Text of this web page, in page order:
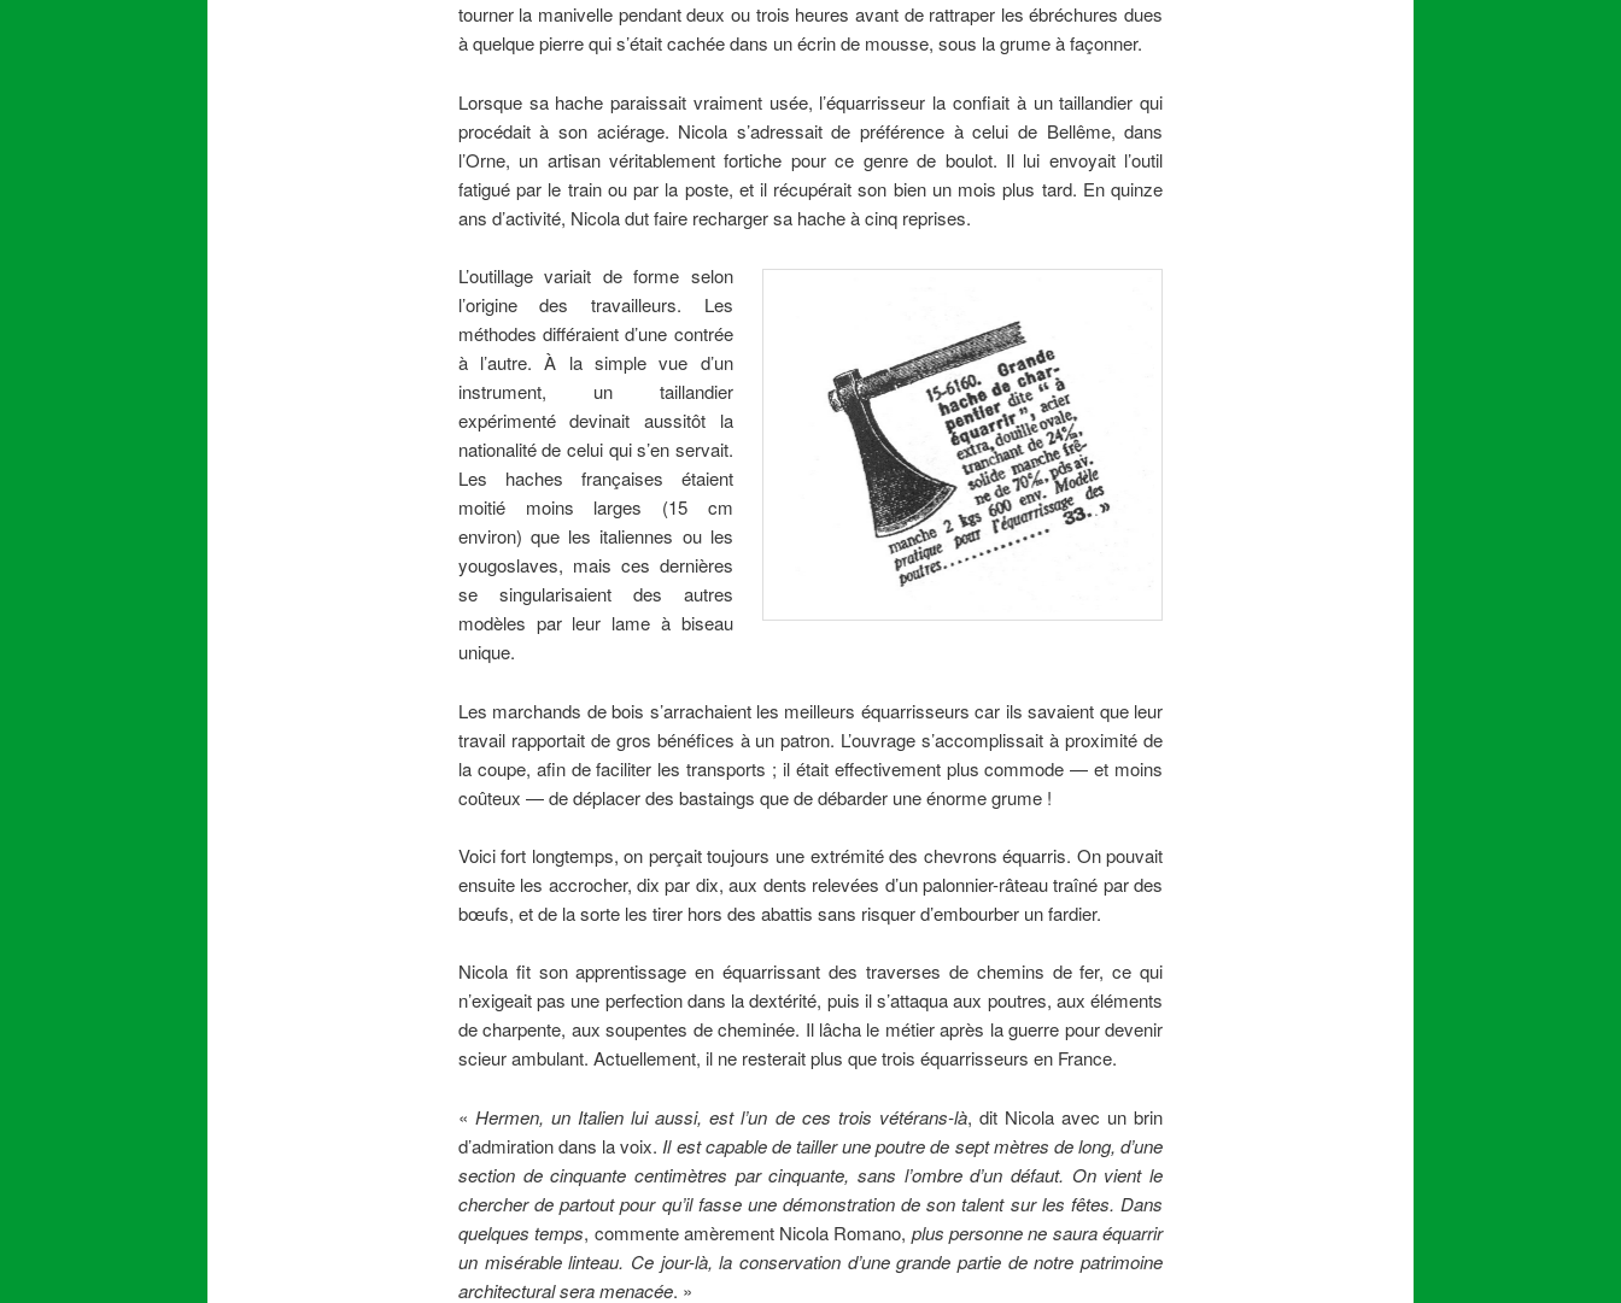
tourner la manivelle pendant deux ou trois heures avant de rattraper les ébréchures dues
à quelque pierre qui s’était cachée dans un écrin de mousse, sous la grume à façonner.
Lorsque sa hache paraissait vraiment usée, l’équarrisseur la confiait à un taillandier qui
procédait à son aciérage. Nicola s’adressait de préférence à celui de Bellême, dans
l’Orne, un artisan véritablement fortiche pour ce genre de boulot. Il lui envoyait l’outil
fatigué par le train ou par la poste, et il récupérait son bien un mois plus tard. En quinze
ans d’activité, Nicola dut faire recharger sa hache à cinq reprises.
L’outillage variait de forme selon
l’origine des travailleurs. Les
méthodes différaient d’une contrée
à l’autre. À la simple vue d’un
instrument, un taillandier
expérimenté devinait aussitôt la
nationalité de celui qui s’en servait.
Les haches françaises étaient
moitié moins larges (15 cm
environ) que les italiennes ou les
yougoslaves, mais ces dernières
se singularisaient des autres
modèles par leur lame à biseau
unique.
Les marchands de bois s’arrachaient les meilleurs équarrisseurs car ils savaient que leur
travail rapportait de gros bénéfices à un patron. L’ouvrage s’accomplissait à proximité de
la coupe, afin de faciliter les transports ; il était effectivement plus commode — et moins
coûteux — de déplacer des bastaings que de débarder une énorme grume !
Voici fort longtemps, on perçait toujours une extrémité des chevrons équarris. On pouvait
ensuite les accrocher, dix par dix, aux dents relevées d’un palonnier-râteau traîné par des
bœufs, et de la sorte les tirer hors des abattis sans risquer d’embourber un fardier.
Nicola fit son apprentissage en équarrissant des traverses de chemins de fer, ce qui
n’exigeait pas une perfection dans la dextérité, puis il s’attaqua aux poutres, aux éléments
de charpente, aux soupentes de cheminée. Il lâcha le métier après la guerre pour devenir
scieur ambulant. Actuellement, il ne resterait plus que trois équarrisseurs en France.
« Hermen, un Italien lui aussi, est l’un de ces trois vétérans-là, dit Nicola avec un brin
d’admiration dans la voix. Il est capable de tailler une poutre de sept mètres de long, d’une
section de cinquante centimètres par cinquante, sans l’ombre d’un défaut. On vient le
chercher de partout pour qu’il fasse une démonstration de son talent sur les fêtes. Dans
quelques temps, commente amèrement Nicola Romano, plus personne ne saura équarrir
un misérable linteau. Ce jour-là, la conservation d’une grande partie de notre patrimoine
architectural sera menacée. »